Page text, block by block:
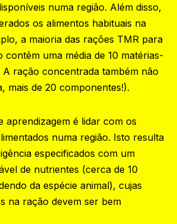
numa região. Além disso,
os alimentos habituais na
a maioria das rações TMR para
contêm uma média de 10 matérias-
A ração concentrada também não
mais de 20 componentes!).‍
aprendizagem é lidar com os
numa região. Isto resulta
especificados com um
de nutrientes (cerca de 10
da espécie animal), cujas
na ração devem ser bem